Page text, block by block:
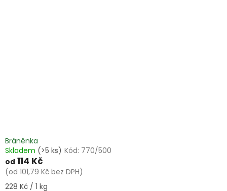
Bráněnka
Skladem (>5 ks) Kód: 770/500
od 114 Kč
(od 101,79 Kč bez DPH)
Měrná
228 Kč / 1 kg